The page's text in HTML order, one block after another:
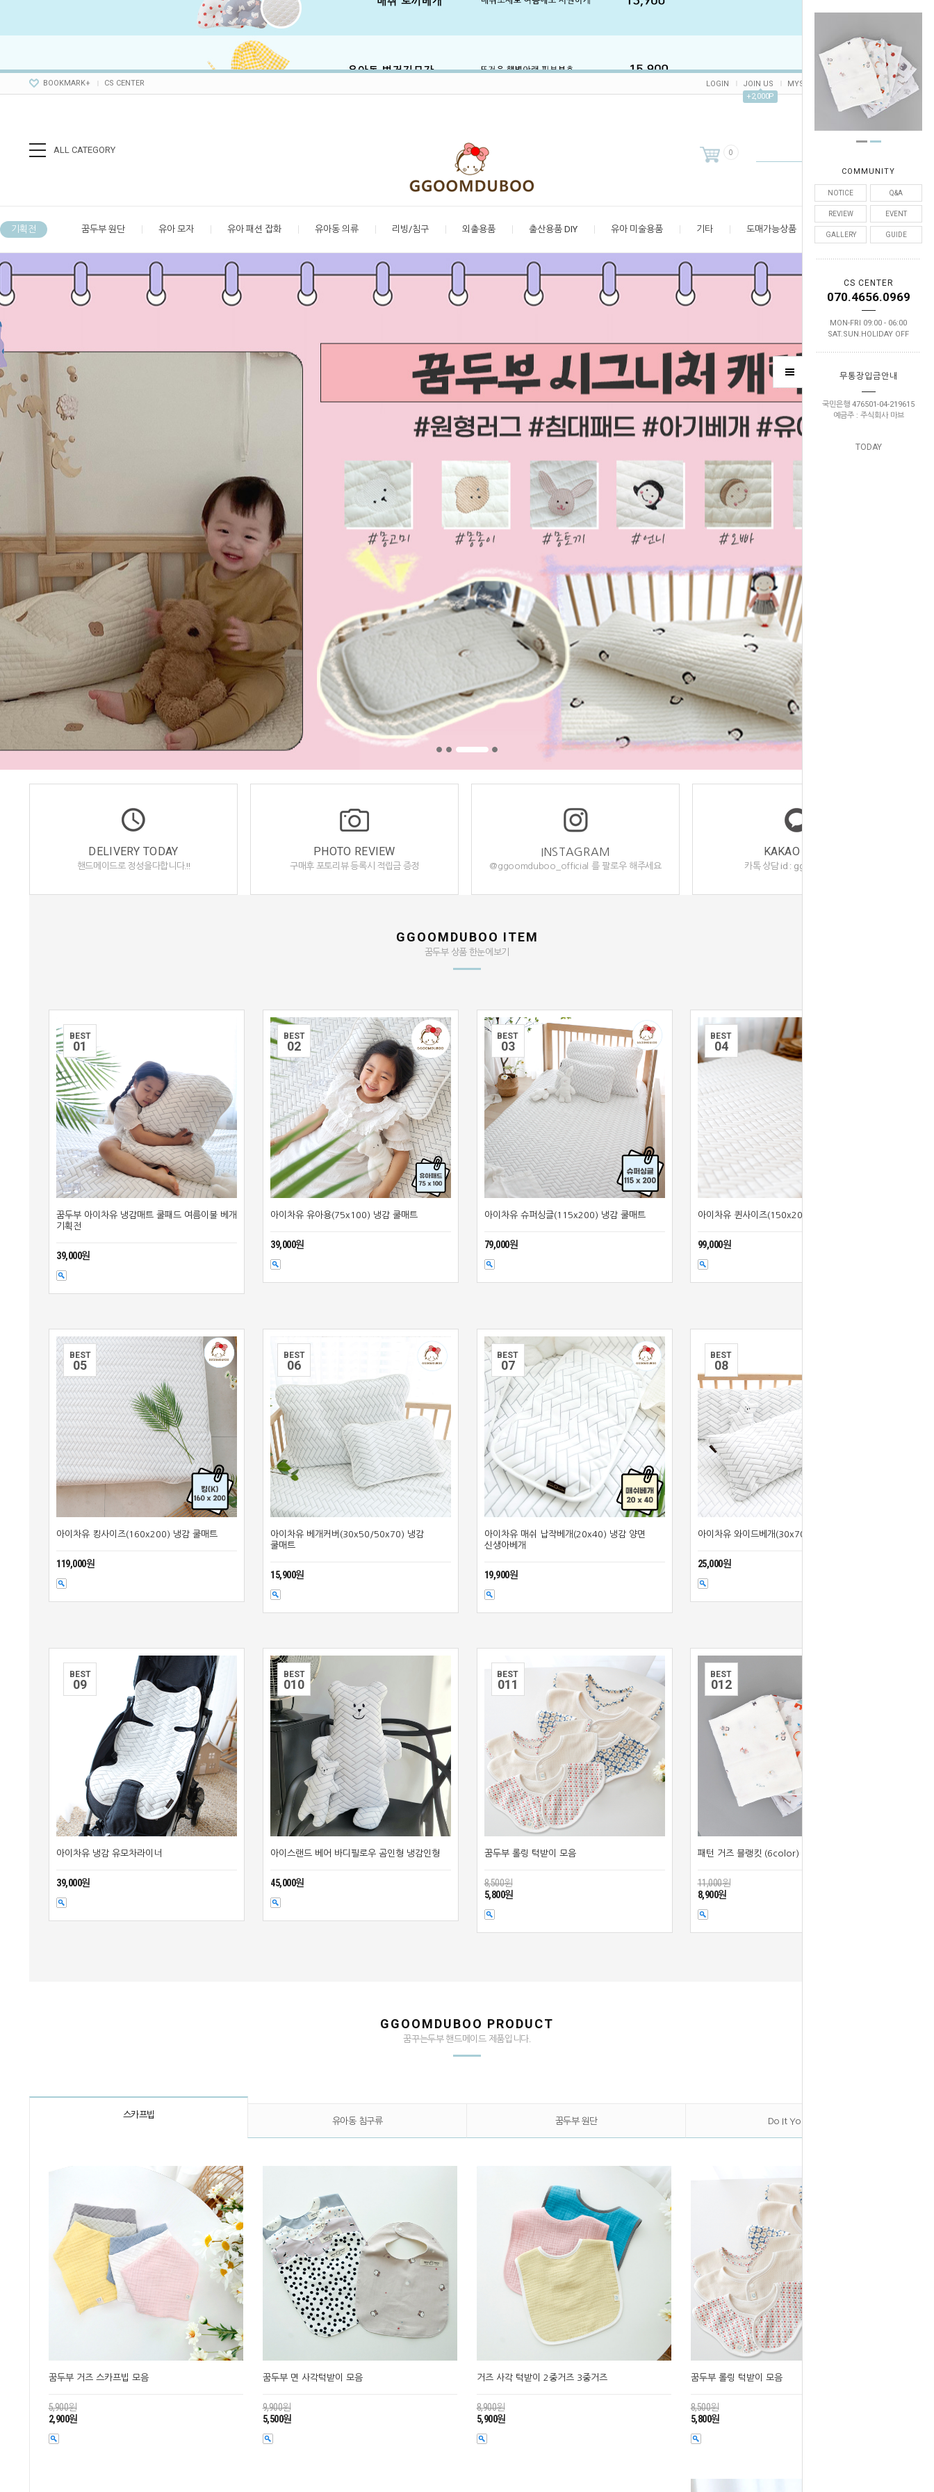
COMMUNITY
NOTICE Q&A
REVIEW EVENT
GALLERY GUIDE
CS CENTER
070.4656.0969
MON-FRI 09:00 - 06:00
SAT.SUN.HOLIDAY OFF
무통장입금안내
국민은행 476501-04-219615
예금주 : 주식회사 마브
TODAY
BOOKMARK+ CS CENTER LOGIN
JOIN US
+2,000P
MYSHOP ORDER
ALL CATEGORY 0
기획전 꿈두부 원단 유아 모자 유아 패션 잡화 유아동 의류 리빙/침구 외출용품 출산용품 DIY 유아 미술용품 기타 도매가능상품 엄마 공간
DELIVERY TODAY
핸드메이드로 정성을다합니다.!!
PHOTO REVIEW
구매후 포토리뷰 등록시 적립금 증정
INSTAGRAM
@ggoomduboo_official 를 팔로우 해주세요
KAKAO TALK
카톡 상담 id : ggoomduboo
GGOOMDUBOO ITEM
꿈두부 상품 한눈에보기
BEST
01
꿈두부 아이차유 냉감매트 쿨패드 여름이불 베개
기획전
39,000원
BEST
02
아이차유 유아용(75x100) 냉감 쿨매트
39,000원
BEST
03
아이차유 슈퍼싱글(115x200) 냉감 쿨매트
79,000원
BEST
04
아이차유 퀸사이즈(150x200) 냉감 쿨매트
99,000원
BEST
05
아이차유 킹사이즈(160x200) 냉감 쿨매트
119,000원
BEST
06
아이차유 베개커버(30x50/50x70) 냉감
쿨매트
15,900원
BEST
07
아이차유 매쉬 납작베개(20x40) 냉감 양면
신생아베개
19,900원
BEST
08
아이차유 와이드베개(30x70) 냉감 바디필로우
25,000원
BEST
09
아이차유 냉감 유모차라이너
39,000원
BEST
010
아이스랜드 베어 바디필로우 곰인형 냉감인형
45,000원
BEST
011
꿈두부 롤링 턱받이 모음
8,500원
5,800원
BEST
012
패턴 거즈 블랭킷 (6color)
11,000원
8,900원
GGOOMDUBOO PRODUCT
꿈꾸는두부 핸드메이드 제품입니다.
스카프빕
유아동 침구류 꿈두부 원단 Do It Yourself
꿈두부 거즈 스카프빕 모음
5,900원
2,900원
꿈두부 면 사각턱받이 모음
9,900원
5,500원
거즈 사각 턱받이 2중거즈 3중거즈
8,900원
5,900원
꿈두부 롤링 턱받이 모음
8,500원
5,800원